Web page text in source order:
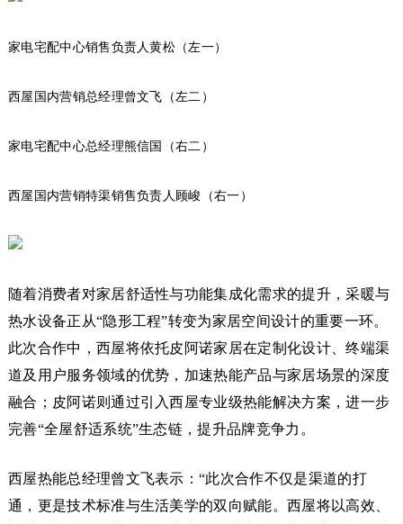
家电宅配中心销售负责人黄松（左一）
西屋国内营销总经理曾文飞（左二）
家电宅配中心总经理熊信国（右二）
西屋国内营销特渠销售负责人顾峻（右一）
随着消费者对家居舒适性与功能集成化需求的提升，采暖与
热水设备正从“隐形工程”转变为家居空间设计的重要一环。
此次合作中，西屋将依托皮阿诺家居在定制化设计、终端渠
道及用户服务领域的优势，加速热能产品与家居场景的深度
融合；皮阿诺则通过引入西屋专业级热能解决方案，进一步
完善“全屋舒适系统”生态链，提升品牌竞争力。
西屋热能总经理曾文飞表示：“此次合作不仅是渠道的打
通，更是技术标准与生活美学的双向赋能。西屋将以高效、